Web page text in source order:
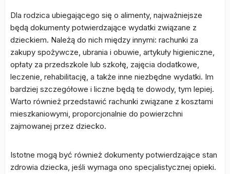
Dla rodzica ubiegającego się o alimenty, najważniejsze
będą dokumenty potwierdzające wydatki związane z
dzieckiem. Należą do nich między innymi: rachunki za
zakupy spożywcze, ubrania i obuwie, artykuły higieniczne,
opłaty za przedszkole lub szkołę, zajęcia dodatkowe,
leczenie, rehabilitację, a także inne niezbędne wydatki. Im
bardziej szczegółowe i liczne będą te dowody, tym lepiej.
Warto również przedstawić rachunki związane z kosztami
mieszkaniowymi, proporcjonalnie do powierzchni
zajmowanej przez dziecko.
Istotne mogą być również dokumenty potwierdzające stan
zdrowia dziecka, jeśli wymaga ono specjalistycznej opieki.